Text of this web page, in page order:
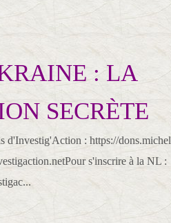
: LA
SECRÈTE
d'Investig'Action : https://
s'inscrire à la NL :